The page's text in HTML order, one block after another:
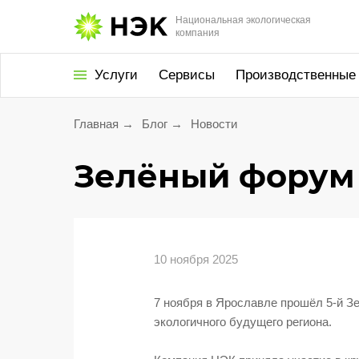
Национальная экологическая
компания
Услуги Сервисы
Экологическое
Услуги для населения
на утилизацию»
Главная → Блог → Новости
Зелёный форум
10 ноября 2025
7 ноября в Ярославле прошёл 5-й
экологичного будущего региона.